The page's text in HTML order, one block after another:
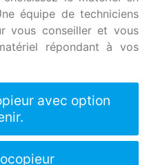
équipe de techniciens
vous conseiller et vous
répondant à vos
avec option